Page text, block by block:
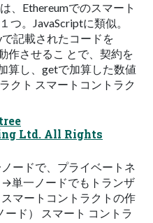
、Ethereumでのスマート
つ。JavaScriptに類似。
記載されたコードを
作させるこ とで、契約を
算し、getで加算した数値
クト スマートコントラク
Ltd. All Rights
ードで、プライベートネ
単⼀ノードでもトランザ
マートコントラクトの作
ード） スマート コントラ